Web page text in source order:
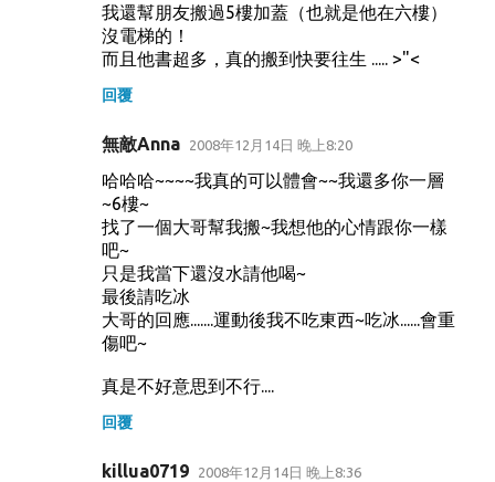
我還幫朋友搬過5樓加蓋（也就是他在六樓）
沒電梯的！
而且他書超多，真的搬到快要往生 ..... >"<
回覆
無敵Anna 2008年12月14日 晚上8:20
哈哈哈~~~~我真的可以體會~~我還多你一層
~6樓~
找了一個大哥幫我搬~我想他的心情跟你一樣
吧~
只是我當下還沒水請他喝~
最後請吃冰
大哥的回應.......運動後我不吃東西~吃冰......會重
傷吧~
真是不好意思到不行....
回覆
killua0719 2008年12月14日 晚上8:36